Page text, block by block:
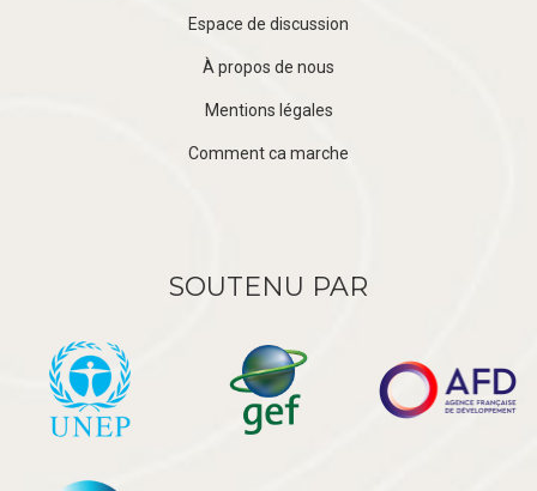
Espace de discussion
À propos de nous
Mentions légales
Comment ca marche
SOUTENU PAR